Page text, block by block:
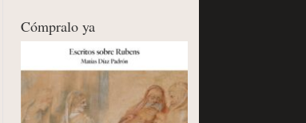
Cómpralo ya